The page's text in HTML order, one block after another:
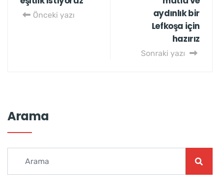
Önceki yazı
aydınlık bir
Lefkoşa için
hazırız
Sonraki yazı
Arama